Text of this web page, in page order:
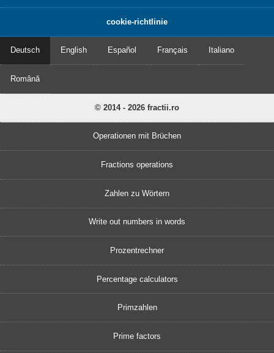
cookie-richtlinie
Deutsch English Español Français Italiano
Română
© 2014 - 2026 fractii.ro
Operationen mit Brüchen
Fractions operations
Zahlen zu Wörtern
Write out numbers in words
Prozentrechner
Percentage calculators
Primzahlen
Prime factors